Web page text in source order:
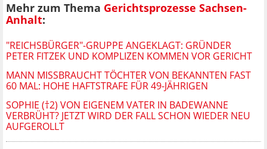
Mehr zum Thema Gerichtsprozesse Sachsen-
Anhalt:
"REICHSBÜRGER"-GRUPPE ANGEKLAGT: GRÜNDER
PETER FITZEK UND KOMPLIZEN KOMMEN VOR GERICHT
MANN MISSBRAUCHT TÖCHTER VON BEKANNTEN FAST
60 MAL: HOHE HAFTSTRAFE FÜR 49-JÄHRIGEN
SOPHIE (†2) VON EIGENEM VATER IN BADEWANNE
VERBRÜHT? JETZT WIRD DER FALL SCHON WIEDER NEU
AUFGEROLLT